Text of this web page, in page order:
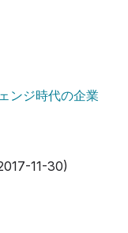
ンジ時代の企業
11-30)